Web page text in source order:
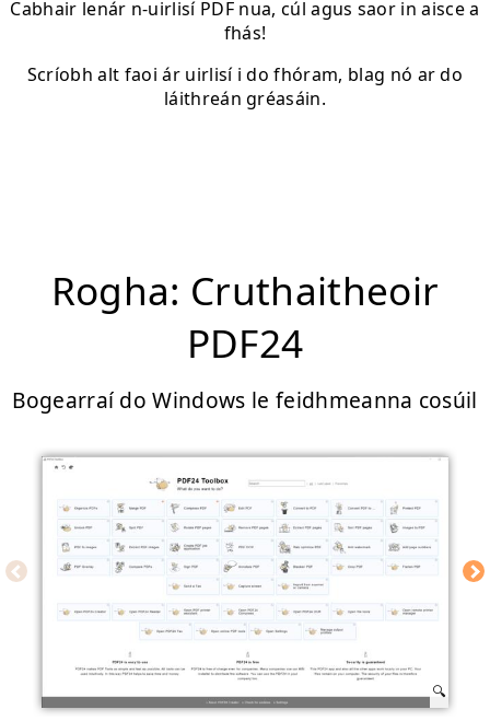
Cabhair lenár n-uirlisí PDF nua, cúl agus saor in aisce a
fhás!
Scríobh alt faoi ár uirlisí i do fhóram, blag nó ar do
láithreán gréasáin.
Rogha: Cruthaitheoir
PDF24
Bogearraí do Windows le feidhmeanna cosúil